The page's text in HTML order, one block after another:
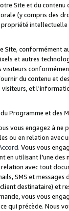
Site et du
(y compris des
conformément
et autres
du contenu et
et
Programme et des
vous engagez à ne
ou en relation avec
. Vous vous
utilisant l’une
avec tout
SMS et
destinataire) et
vous vous
qui précède. Nous